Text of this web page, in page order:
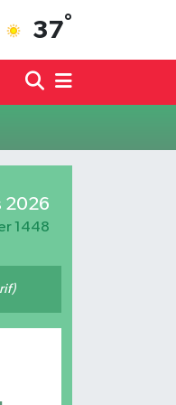
37°
2026
1448